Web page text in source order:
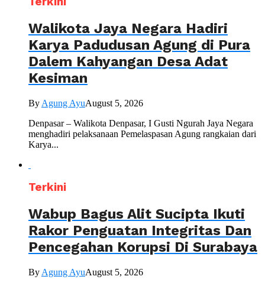
Walikota Jaya Negara Hadiri
Karya Padudusan Agung di Pura
Dalem Kahyangan Desa Adat
Kesiman
By Agung AyuAugust 5, 2026
Denpasar – Walikota Denpasar, I Gusti Ngurah Jaya Negara
menghadiri pelaksanaan Pemelaspasan Agung rangkaian dari
Karya...
Terkini
Wabup Bagus Alit Sucipta Ikuti
Rakor Penguatan Integritas Dan
Pencegahan Korupsi Di Surabaya
By Agung AyuAugust 5, 2026